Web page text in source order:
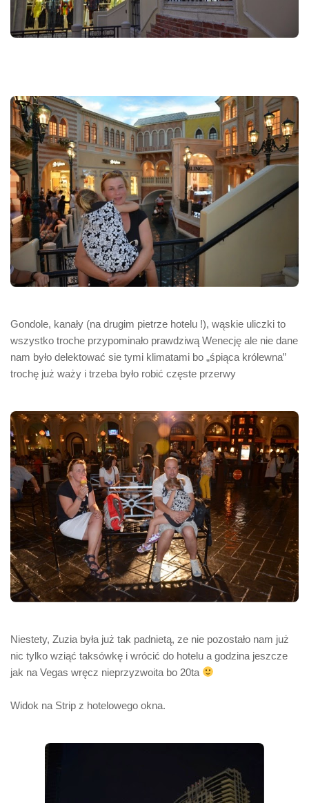
Gondole, kanały (na drugim pietrze hotelu !), wąskie uliczki to
wszystko troche przypominało prawdziwą Wenecję ale nie dane
nam było delektować sie tymi klimatami bo „śpiąca królewna”
trochę już waży i trzeba było robić częste przerwy
Niestety, Zuzia była już tak padnietą, ze nie pozostało nam już
nic tylko wziąć taksówkę i wrócić do hotelu a godzina jeszcze
jak na Vegas wręcz nieprzyzwoita bo 20ta
Widok na Strip z hotelowego okna.